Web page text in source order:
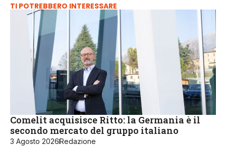
TI POTREBBERO INTERESSARE
Comelit acquisisce Ritto: la Germania è il
secondo mercato del gruppo italiano
3 Agosto 2026Redazione